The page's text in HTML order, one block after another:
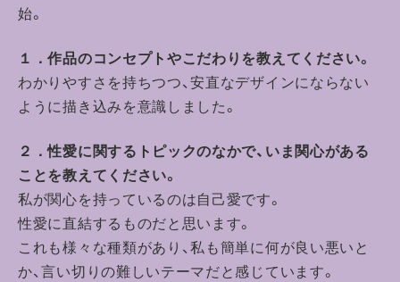
始。
１．作品のコンセプトやこだわりを教えてください。
わかりやすさを持ちつつ、安直なデザインにならない
ように描き込みを意識しました。
２．性愛に関するトピックのなかで、いま関心がある
ことを教えてください。
私が関心を持っているのは自己愛です。
性愛に直結するものだと思います。
これも様々な種類があり、私も簡単に何が良い悪いと
か、言い切りの難しいテーマだと感じています。